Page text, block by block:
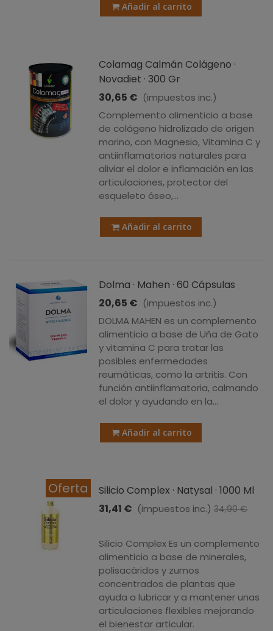
Añadir al carrito
Colamag Calmán Colágeno ·
Novadiet · 300 Gr
30,65 € (impuestos inc.)
Complemento alimenticio a base
de colágeno hidrolizado de origen
marino, con Magnesio, Vitamina C y
antiinflamatorios naturales para
aliviar el dolor e inflamación en las
articulaciones, protector del
esqueleto óseo,...
Añadir al carrito
Dolma · Mahen · 60 Cápsulas
20,65 € (impuestos inc.)
DOLMA MAHEN es un complemento
alimenticio a base de Uña de Gato
y vitamina C para tratar las
posibles enfermedades
reumáticas, como la artritis. Con
función antiinflamatoria, calmando
el dolor y ayudando en la...
Añadir al carrito
Oferta
Silicio Complex · Natysal · 1000 Ml
31,41 € (impuestos inc.) 34,90 €
Silicio Complex Es un complemento
alimenticio a base de minerales,
polisacáridos y zumos
concentrados de plantas que
ayuda a lubricar y a mantener unas
articulaciones flexibles mejorando
el bienestar articular.